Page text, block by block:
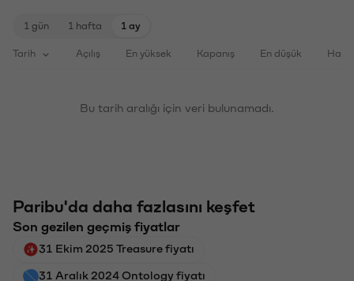
1 gün 1 hafta 1 ay
Tarih Açılış En yüksek Kapanış En düşük
Bu tarih aralığı için veri bulunamadı.
Paribu'da daha fazlasını keşfet
Son gezilen geçmiş fiyatlar
31 Ekim 2025 Treasure fiyatı
31 Aralık 2024 Ontology fiyatı